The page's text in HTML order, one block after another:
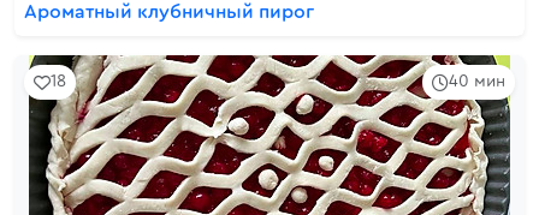
Ароматный клубничный пирог
40 мин
18